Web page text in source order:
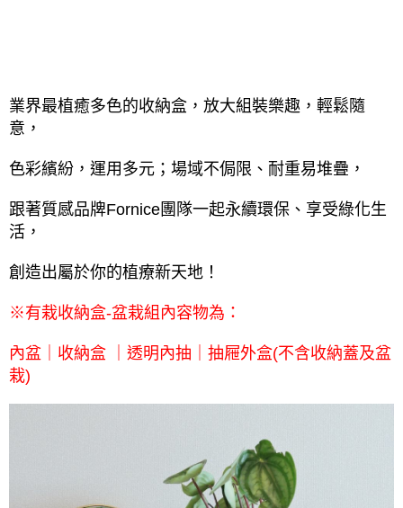
業界最植癒多色的收納盒，放大組裝樂趣，輕鬆隨
意，
色彩繽紛，運用多元；場域不侷限、耐重易堆疊，
跟著質感品牌Fornice團隊一起永續環保、享受綠化生
活，
創造出屬於你的植療新天地！
※有栽收納盒-盆栽組內容物為：
內盆｜收納盒 ｜透明內抽｜抽屜外盒(不含收納蓋及盆
栽)